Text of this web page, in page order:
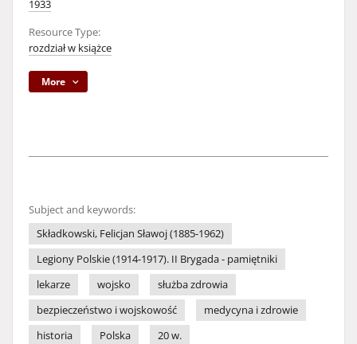
1933
Resource Type:
rozdział w książce
More
Subject and keywords:
Składkowski, Felicjan Sławoj (1885-1962)
Legiony Polskie (1914-1917). II Brygada - pamiętniki
lekarze
wojsko
służba zdrowia
bezpieczeństwo i wojskowość
medycyna i zdrowie
historia
Polska 20 w.